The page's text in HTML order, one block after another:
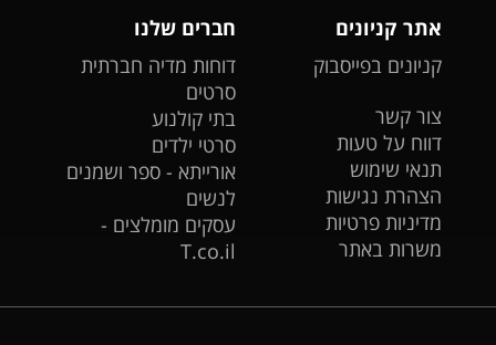
אתר קניונים
קניונים בפייסבוק
צור קשר
דווח על טעות
תנאי שימוש
הצהרת נגישות
מדיניות פרטיות
משרות באתר
חברים שלנו
דוחות מדיה חברתית
סרטים
בתי קולנוע
סרטי ילדים
אורייתא - ספר ושמנים
לנשים
עסקים מומלצים -
T.co.il